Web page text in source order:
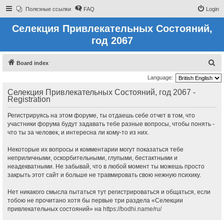
Полезные ссылки FAQ Login
Селекция Привлекательных Состояний,
год 2067
Board index
e
Language:
Селекция Привлекательных Состояний, год 2067 -
Registration
Регистрируясь на этом форуме, ты отдаешь себе отчет в том, что
участники форума будут задавать тебе разные вопросы, чтобы понять -
что ты за человек, и интересна ли кому-то из них.
Некоторые их вопросы и комментарии могут показаться тебе
неприличными, оскорбительными, глупыми, бестактными и
неадекватными. Не забывай, что в любой момент ты можешь просто
закрыть этот сайт и больше не травмировать свою нежную психику.
Нет никакого смысла пытаться тут регистрироваться и общаться, если
тобою не прочитано хотя бы первые три раздела «Селекции
привлекательных состояний» на https://bodhi.name/ru/